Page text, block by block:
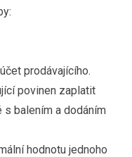
prodávajícího.
povinen zaplatit
s balením a dodáním
hodnotu jednoho